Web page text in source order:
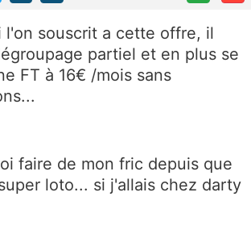
l'on souscrit a cette offre, il
partiel et en plus se
FT à 16€ /mois sans
faire de mon fric depuis que
loto... si j'allais chez darty